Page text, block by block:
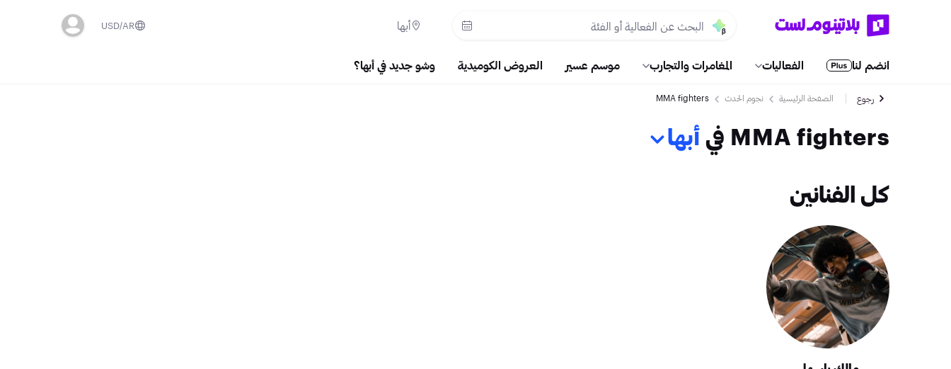
أبها AR
USD
انضم لنا الفعاليات المغامرات والتجارب موسم عسير العروض الكوميدية وشو جديد في أبها؟
رجوع الصفحة الرئيسية نجوم الحدث MMA fighters
MMA fighters في أبها
كل الفنانين